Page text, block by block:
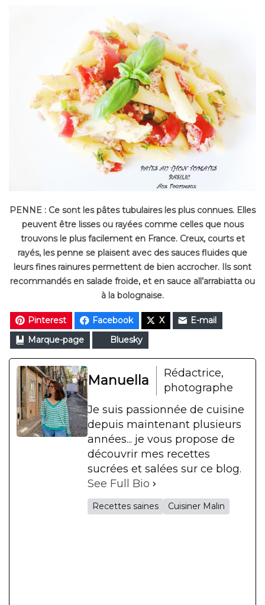
PENNE : Ce sont les pâtes tubulaires les plus connues. Elles
peuvent être lisses ou rayées comme celles que nous
trouvons le plus facilement en France. Creux, courts et
rayés, les penne se plaisent avec des sauces fluides que
leurs fines rainures permettent de bien accrocher. Ils sont
recommandés en salade froide, et en sauce all’arrabiatta ou
à la bolognaise.
Pinterest Facebook X
E-mail
Marque-page
Bluesky
Manuella
Rédactrice,
photographe
Je suis passionnée de cuisine
depuis maintenant plusieurs
années... je vous propose de
découvrir mes recettes
sucrées et salées sur ce blog.
See Full Bio
Recettes saines Cuisiner Malin